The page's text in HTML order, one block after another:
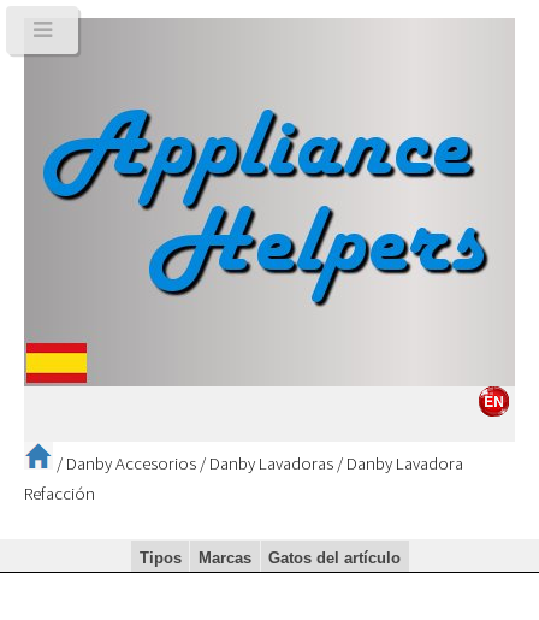
/ Danby Accesorios / Danby Lavadoras / Danby Lavadora
Refacción
Tipos Marcas Gatos del artículo